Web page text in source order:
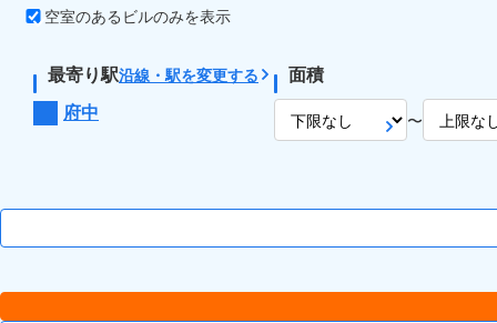
空室のあるビルのみを表示
最寄り駅沿線・駅を変更する
府中
面積
〜